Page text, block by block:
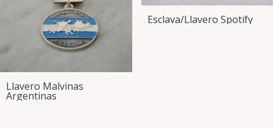
Llavero Malvinas
Argentinas
Esclava/Llavero Spotify